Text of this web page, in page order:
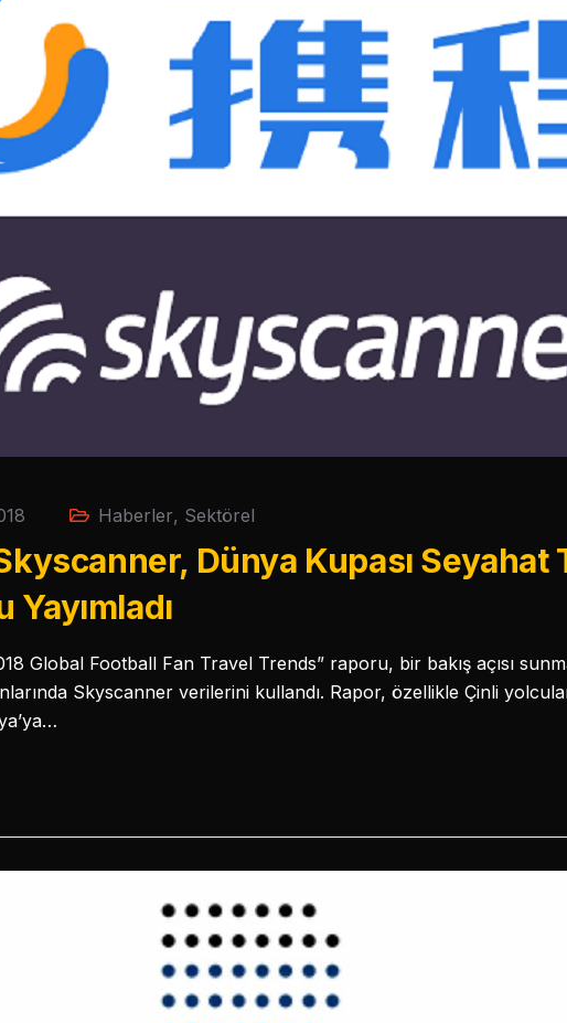
Haberler, Sektörel
Dünya Kupası Seyahat
Yayımladı
Global Football Fan Travel Trends” raporu, bir bakış açısı
Skyscanner verilerini kullandı. Rapor, özellikle Çinli